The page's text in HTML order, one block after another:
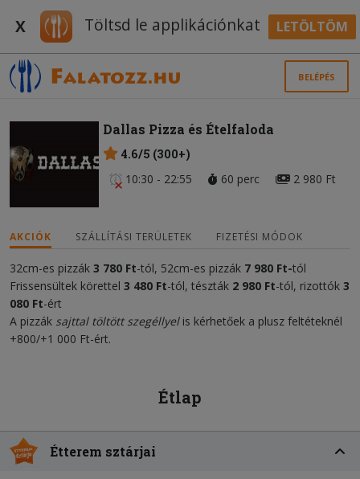
X Töltsd le applikációnkat LETÖLTÖM
BELÉPÉS
Dallas Pizza és Ételfaloda
4.6/5 (300+)
10:30 - 22:55
60 perc 2 980 Ft
AKCIÓK SZÁLLÍTÁSI TERÜLETEK FIZETÉSI MÓDOK
32cm-es pizzák 3 780 Ft-tól, 52cm-es pizzák 7 980 Ft-tól
Frissensültek körettel 3 480 Ft-tól, tészták 2 980 Ft-tól, rizottók 3
080 Ft-ért
A pizzák sajttal töltött szegéllyelis kérhetőek a plusz feltéteknél
+800/+1 000 Ft-ért.
Étlap
Étterem sztárjai